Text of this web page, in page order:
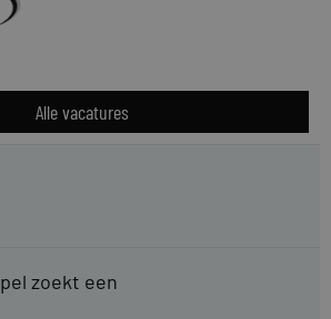
Alle vacatures
zoekt een